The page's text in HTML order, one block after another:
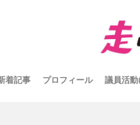
着記事 プロフィール 議員活